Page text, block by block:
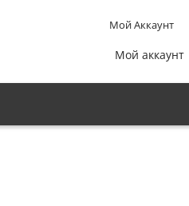
Мой Аккаунт
Мой аккаунт